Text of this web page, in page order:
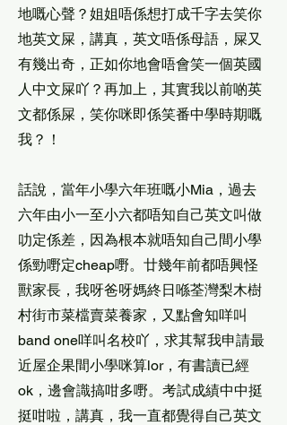
地嘅心聲？姐姐唔係想打成千字去笑你
地英文屎，講真，英文唔係母語，屎又
有幾出奇，正如你地會唔會笑一個英國
人中文屎吖？再加上，其實我以前啲英
文都係屎，笑你咪即係笑番中學時期嘅
我？！
話說，當年小學六年班嘅小Mia，過去
六年由小一至小六都唔知自己英文叫做
叻定係差，因為根本就唔知自己間小學
係勁嘢定cheap嘢。廿幾年前都唔興怪
獸家長，我呀爸呀媽終日喺荃灣梨木樹
村街市菜檔賣菜養家，又點會知咩叫
band one咩叫名校吖，求其幫我申請最
近屋企果間小學咪算lor，有書讀已經
ok，邊會識搞咁多嘢。考試成績中中挺
挺咁啦，講真，我一直都覺得自己英文